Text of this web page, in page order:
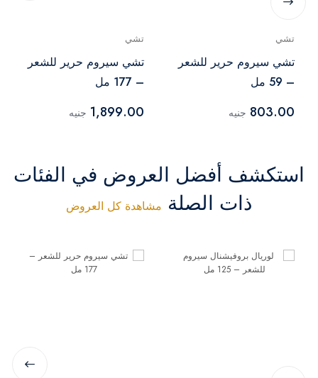
تشي
تشي سيروم حرير للشعر
– 59 مل
803.00 جنيه
تشي
تشي سيروم حرير للشعر
– 177 مل
1,899.00 جنيه
استكشف أفضل العروض في الفئات
ذات الصلة مشاهدة كل العروض